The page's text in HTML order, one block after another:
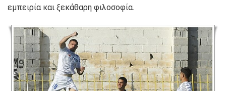
εμπειρία και ξεκάθαρη φιλοσοφία.